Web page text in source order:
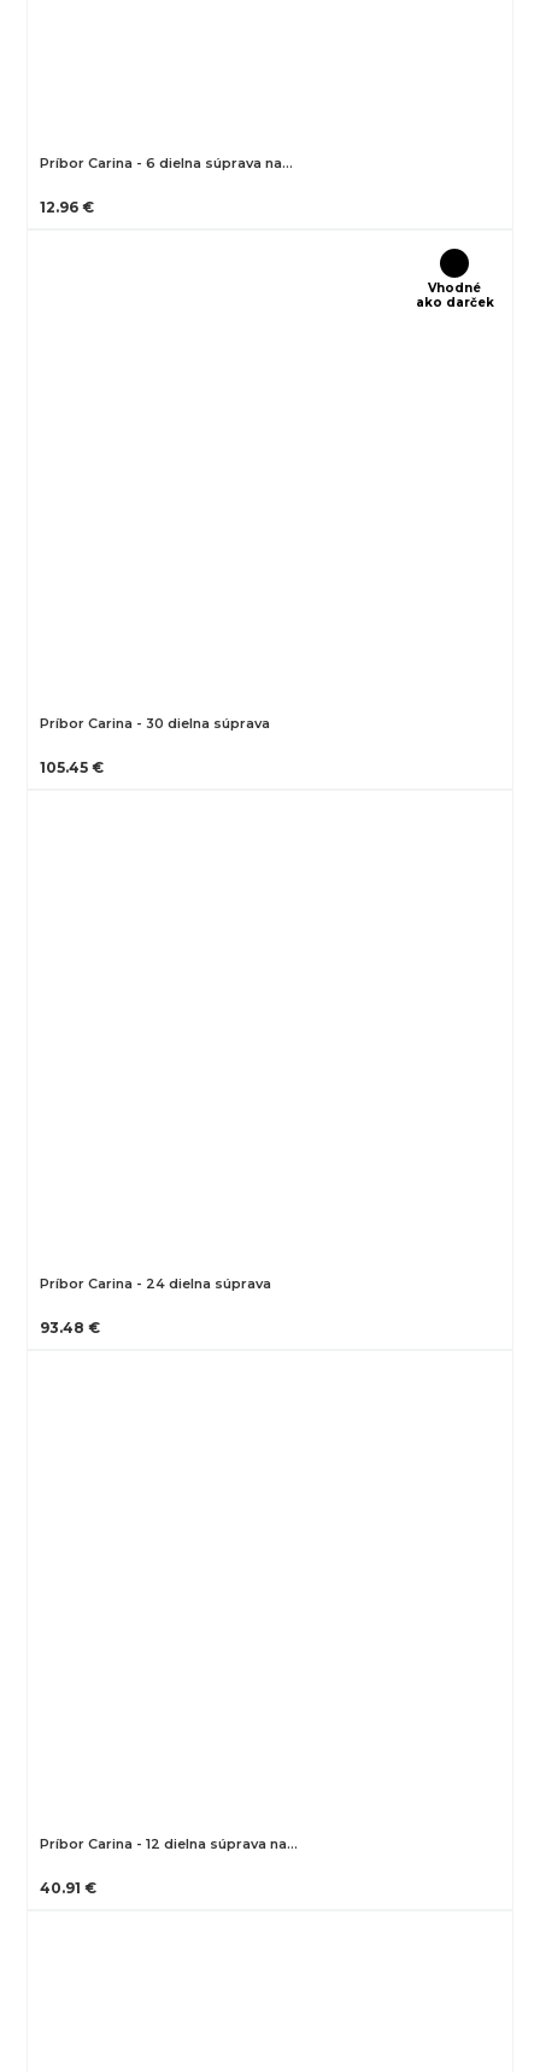
Príbor Carina - 6 dielna súprava na…
12.96 €
Vhodné
ako darček
Príbor Carina - 30 dielna súprava
105.45 €
Príbor Carina - 24 dielna súprava
93.48 €
Príbor Carina - 12 dielna súprava na…
40.91 €